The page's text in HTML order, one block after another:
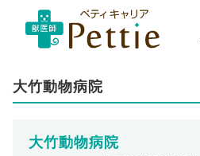
大竹動物病院
大竹動物病院